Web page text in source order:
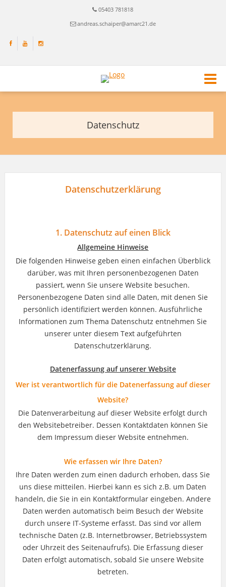
05403 781818
andreas.schaiper@amarc21.de
Datenschutz
Datenschutzerklärung
1. Datenschutz auf einen Blick
Allgemeine Hinweise
Die folgenden Hinweise geben einen einfachen Überblick
darüber, was mit Ihren personenbezogenen Daten
passiert, wenn Sie unsere Website besuchen.
Personenbezogene Daten sind alle Daten, mit denen Sie
persönlich identifiziert werden können. Ausführliche
Informationen zum Thema Datenschutz entnehmen Sie
unserer unter diesem Text aufgeführten
Datenschutzerklärung.
Datenerfassung auf unserer Website
Wer ist verantwortlich für die Datenerfassung auf dieser
Website?
Die Datenverarbeitung auf dieser Website erfolgt durch
den Websitebetreiber. Dessen Kontaktdaten können Sie
dem Impressum dieser Website entnehmen.
Wie erfassen wir Ihre Daten?
Ihre Daten werden zum einen dadurch erhoben, dass Sie
uns diese mitteilen. Hierbei kann es sich z.B. um Daten
handeln, die Sie in ein Kontaktformular eingeben. Andere
Daten werden automatisch beim Besuch der Website
durch unsere IT-Systeme erfasst. Das sind vor allem
technische Daten (z.B. Internetbrowser, Betriebssystem
oder Uhrzeit des Seitenaufrufs). Die Erfassung dieser
Daten erfolgt automatisch, sobald Sie unsere Website
betreten.